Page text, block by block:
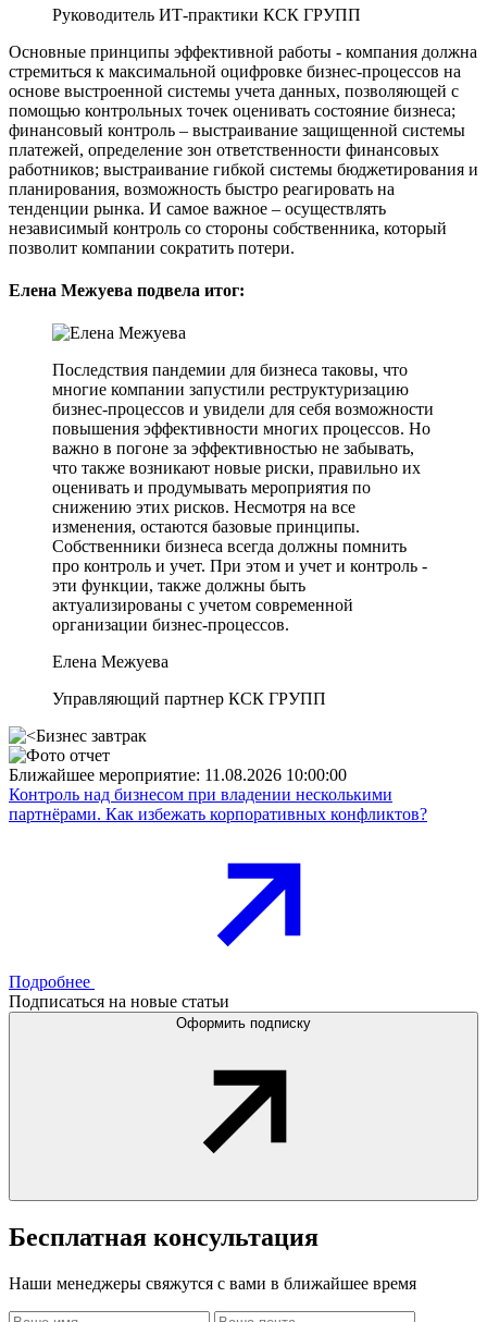
Руководитель ИТ-практики КСК ГРУПП
Основные принципы эффективной работы - компания должна
стремиться к максимальной оцифровке бизнес-процессов на
основе выстроенной системы учета данных, позволяющей с
помощью контрольных точек оценивать состояние бизнеса;
финансовый контроль – выстраивание защищенной системы
платежей, определение зон ответственности финансовых
работников; выстраивание гибкой системы бюджетирования и
планирования, возможность быстро реагировать на
тенденции рынка. И самое важное – осуществлять
независимый контроль со стороны собственника, который
позволит компании сократить потери.
Елена Межуева подвела итог:
Последствия пандемии для бизнеса таковы, что
многие компании запустили реструктуризацию
бизнес-процессов и увидели для себя возможности
повышения эффективности многих процессов. Но
важно в погоне за эффективностью не забывать,
что также возникают новые риски, правильно их
оценивать и продумывать мероприятия по
снижению этих рисков. Несмотря на все
изменения, остаются базовые принципы.
Собственники бизнеса всегда должны помнить
про контроль и учет. При этом и учет и контроль -
эти функции, также должны быть
актуализированы с учетом современной
организации бизнес-процессов.
Елена Межуева
Управляющий партнер КСК ГРУПП
Ближайшее мероприятие: 11.08.2026 10:00:00
Контроль над бизнесом при владении несколькими
партнёрами. Как избежать корпоративных конфликтов?
Подробнее
Подписаться на новые статьи
Оформить подписку
Бесплатная консультация
Наши менеджеры свяжутся с вами в ближайшее время